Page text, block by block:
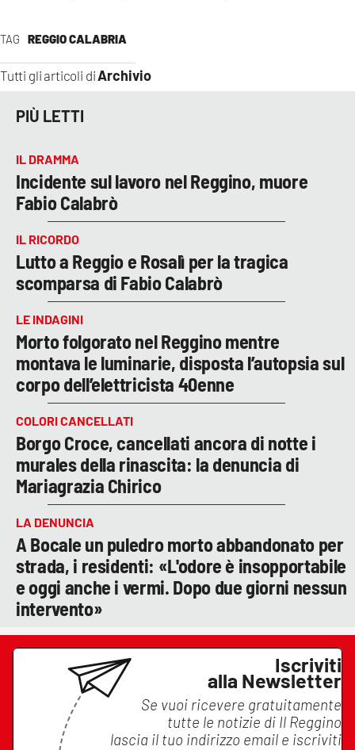
TAG REGGIO CALABRIA
Tutti gli articoli diArchivio
PIÙ LETTI
IL DRAMMA
Incidente sul lavoro nel Reggino, muore
Fabio Calabrò
IL RICORDO
Lutto a Reggio e Rosalì per la tragica
scomparsa di Fabio Calabrò
LE INDAGINI
Morto folgorato nel Reggino mentre
montava le luminarie, disposta l’autopsia sul
corpo dell’elettricista 40enne
COLORI CANCELLATI
Borgo Croce, cancellati ancora di notte i
murales della rinascita: la denuncia di
Mariagrazia Chirico
LA DENUNCIA
A Bocale un puledro morto abbandonato per
strada, i residenti: «L'odore è insopportabile
e oggi anche i vermi. Dopo due giorni nessun
intervento»
Iscriviti
alla Newsletter
Se vuoi ricevere gratuitamente
tutte le notizie di Il Reggino
lascia il tuo indirizzo email e iscriviti